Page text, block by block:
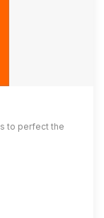
to perfect the